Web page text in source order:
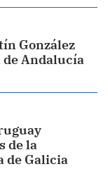
González
Andalucía
de la
de Galicia